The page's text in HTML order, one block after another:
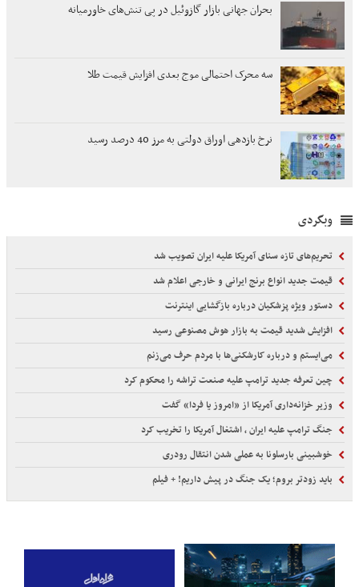
بحران جهانی بازار گازوئیل در پی تنش‌های خاورمیانه
سه محرک احتمالی موج بعدی افزایش قیمت طلا
نرخ بازدهی اوراق دولتی به مرز 40 درصد رسید
وبگردی
تحریم‌های تازه سنای آمریکا علیه ایران تصویب شد
قیمت جدید انواع برنج ایرانی و خارجی اعلام شد
دستور ویژه پزشکیان درباره بازگشایی اینترنت
افزایش شدید قیمت به بازار هوش مصنوعی رسید
می‌ایستم و درباره کارشکنی‌ها با مردم حرف می‌زنم
چین تعرفه جدید ترامپ علیه صنعت تراشه را محکوم کرد
وزیر خزانه‌داری آمریکا از «امروز یا فردا» گفت
جنگ ترامپ علیه ایران ، اشتغال آمریکا را تخریب کرد
خوشبینی بارسلونا به عملی شدن انتقال رودری
باید زودتر بروم؛ یک جنگ در پیش داریم! + فیلم